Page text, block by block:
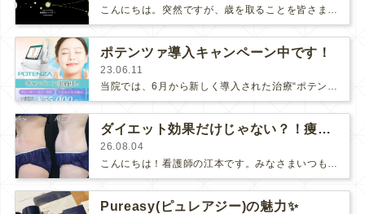
こんにちは。突然ですが、歳を取ることを皆さまはどう感じますか？ポジティブに捉えたり、ネガティブに捉えたり、人それぞれかと思います…
ポテンツァ導入キャンペーン中です！
23.06.11
当院では、6月から新しく導入された治療“ポテンツァ”のキャンペーンを行なっております。今回、【クレーター・毛穴・美肌治療】と【タ…
ダイエット効果だけじゃない？！痩身機器ニューロンとは！
26.08.04
Pureasy(ピュレアジー)の魅力✨